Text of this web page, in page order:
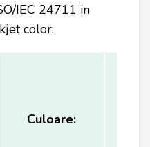
IEC 24711 in
color.
Culoare: